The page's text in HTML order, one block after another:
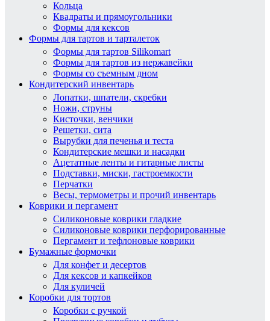
Кольца
Квадраты и прямоугольники
Формы для кексов
Формы для тартов и тарталеток
Формы для тартов Silikomart
Формы для тартов из нержавейки
Формы со съемным дном
Кондитерский инвентарь
Лопатки, шпатели, скребки
Ножи, струны
Кисточки, венчики
Решетки, сита
Вырубки для печенья и теста
Кондитерские мешки и насадки
Ацетатные ленты и гитарные листы
Подставки, миски, гастроемкости
Перчатки
Весы, термометры и прочий инвентарь
Коврики и пергамент
Силиконовые коврики гладкие
Силиконовые коврики перфорированные
Пергамент и тефлоновые коврики
Бумажные формочки
Для конфет и десертов
Для кексов и капкейков
Для куличей
Коробки для тортов
Коробки с ручкой